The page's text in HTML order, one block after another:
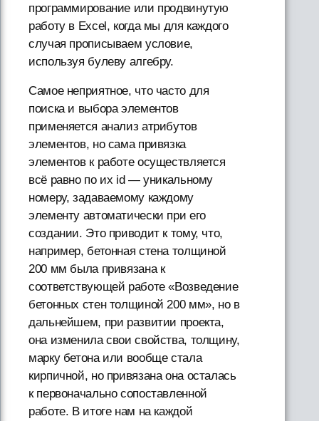
программирование или продвинутую
работу в Excel, когда мы для каждого
случая прописываем условие,
используя булеву алгебру.
Самое неприятное, что часто для
поиска и выбора элементов
применяется анализ атрибутов
элементов, но сама привязка
элементов к работе осуществляется
всё равно по их id — уникальному
номеру, задаваемому каждому
элементу автоматически при его
создании. Это приводит к тому, что,
например, бетонная стена толщиной
200 мм была привязана к
соответствующей работе «Возведение
бетонных стен толщиной 200 мм», но в
дальнейшем, при развитии проекта,
она изменила свои свойства, толщину,
марку бетона или вообще стала
кирпичной, но привязана она осталась
к первоначально сопоставленной
работе. В итоге нам на каждой